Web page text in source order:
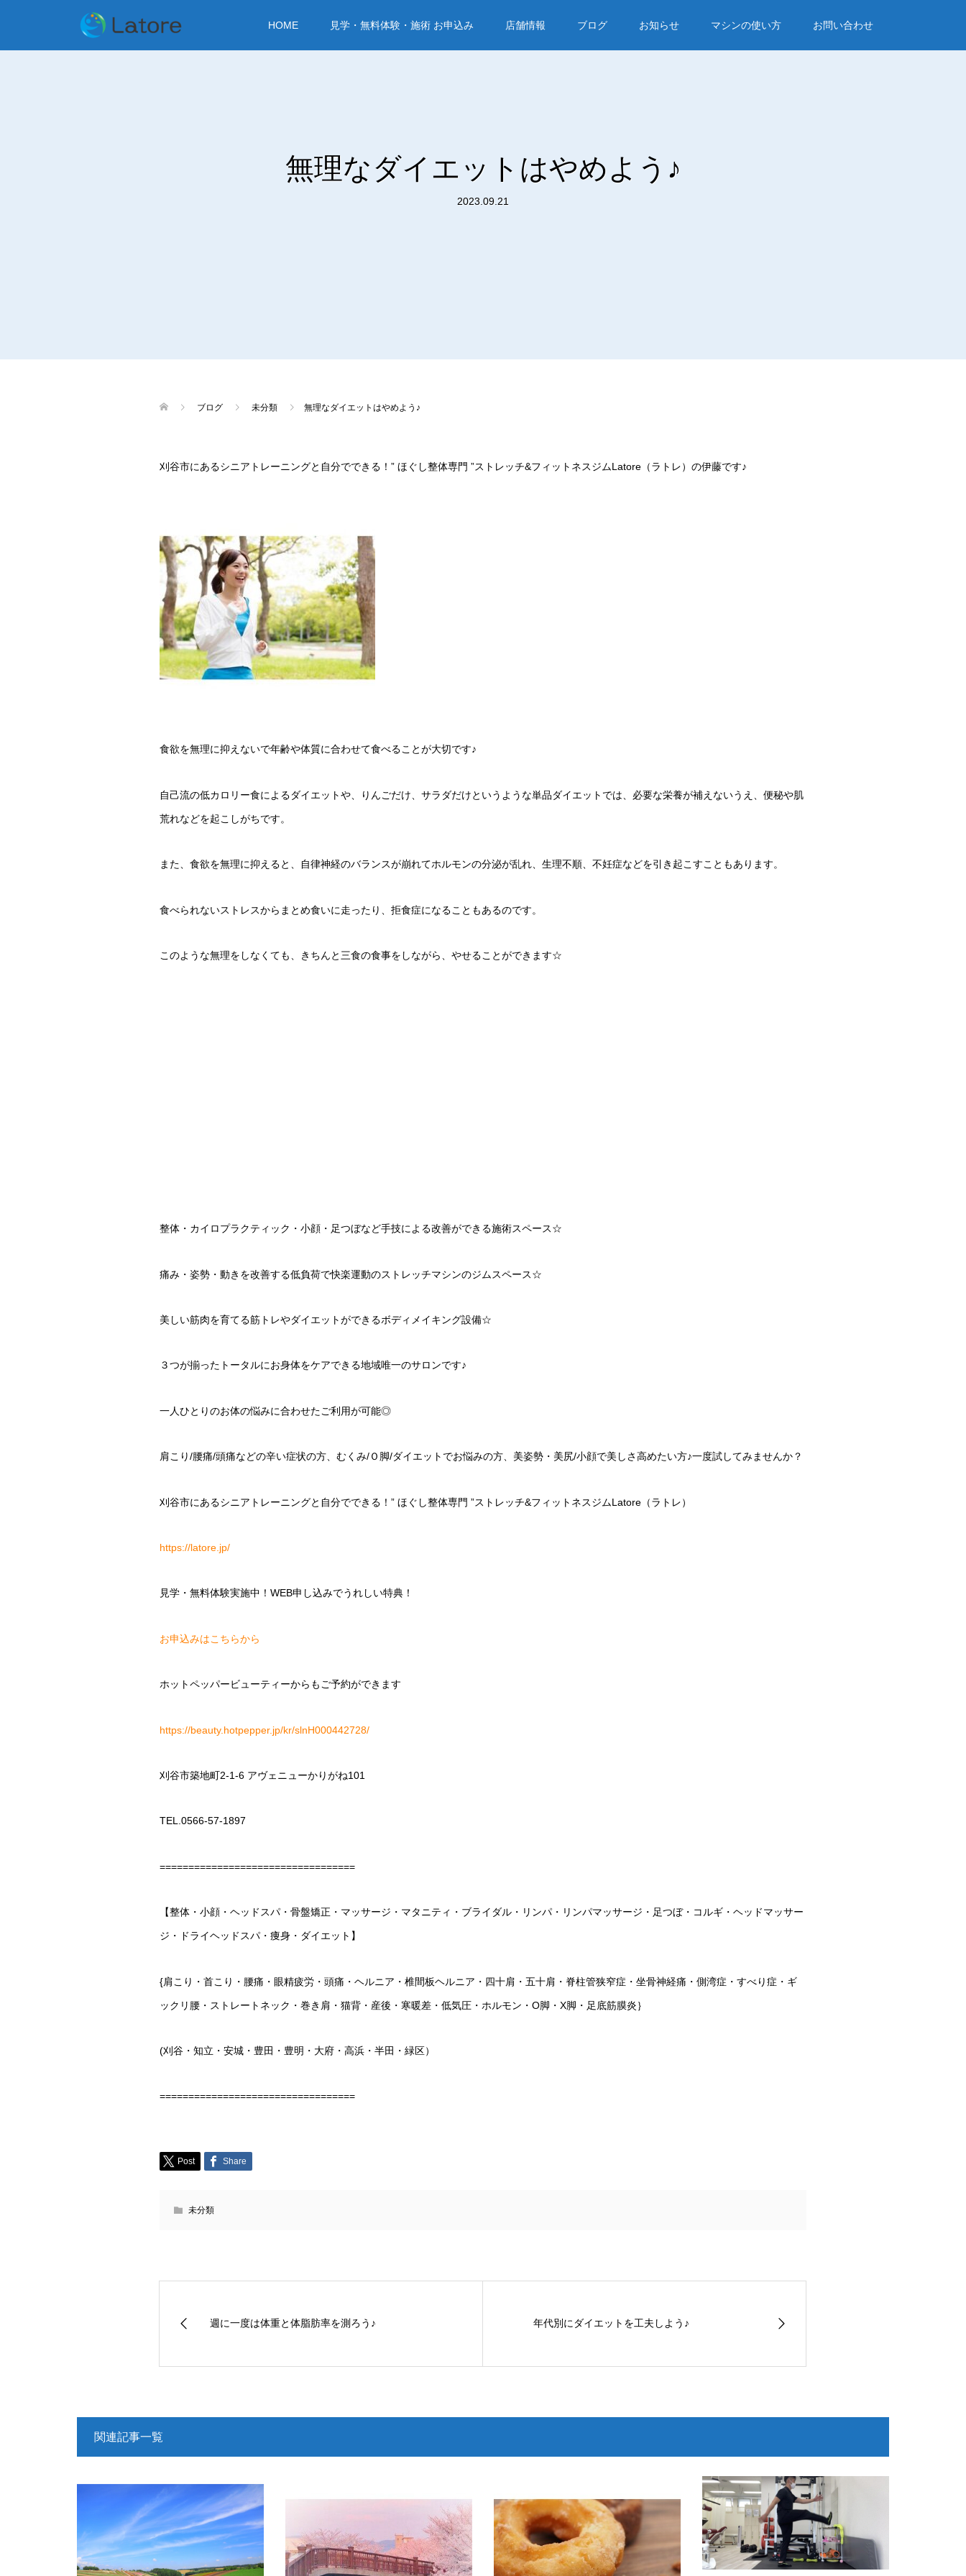
HOME 見学・無料体験・施術 お申込み 店舗情報 ブログ お知らせ マシンの使い方 お問い合わせ
無理なダイエットはやめよう♪
2023.09.21
ブログ 未分類 無理なダイエットはやめよう♪
刈谷市にあるシニアトレーニングと自分でできる！ ” ほぐし整体専門 ”ストレッチ&フィットネスジムLatore （ラトレ）の伊藤です♪
食欲を無理に抑えないで年齢や体質に合わせて食べることが大切です♪
自己流の低カロリー食によるダイエットや、りんごだけ、サラダだけというような単品ダイエットでは、必要な栄養が補えないうえ、便秘や肌
荒れなどを起こしがちです。
また、食欲を無理に抑えると、自律神経のバランスが崩れてホルモンの分泌が乱れ、生理不順、不妊症などを引き起こすこともあります。
食べられないストレスからまとめ食いに走ったり、拒食症になることもあるのです。
このような無理をしなくても、きちんと三食の食事をしながら、やせることができます☆
整体・カイロプラクティック・小顔・足つぼなど手技による改善ができる施術スペース☆
痛み・姿勢・動きを改善する低負荷で快楽運動のストレッチマシンのジムスペース☆
美しい筋肉を育てる筋トレやダイエットができるボディメイキング設備☆
３つが揃ったトータルにお身体をケアできる地域唯一のサロンです♪
一人ひとりのお体の悩みに合わせたご利用が可能◎
肩こり/腰痛/頭痛などの辛い症状の方、むくみ/Ｏ脚/ダイエットでお悩みの方、美姿勢・美尻/小顔で美しさ高めたい方♪一度試してみませんか？
刈谷市にあるシニアトレーニングと自分でできる！ ” ほぐし整体専門 ”ストレッチ&フィットネスジムLatore （ラトレ）
https://latore.jp/
見学・無料体験実施中！ WEB申し込みでうれしい特典！
お申込みはこちらから
ホットペッパービューティーからもご予約ができます
https://beauty.hotpepper.jp/kr/slnH000442728/
刈谷市築地町2-1-6 アヴェニューかりがね101
TEL.0566-57-1897
==================================
【整体・小顔・ヘッドスパ・骨盤矯正・マッサージ・マタニティ・ブライダル・リンパ・リンパマッサージ・足つぼ・コルギ・ヘッドマッサー
ジ・ドライヘッドスパ・痩身・ダイエット】
{肩こり・首こり・腰痛・眼精疲労・頭痛・ヘルニア・椎間板ヘルニア・四十肩・五十肩・脊柱管狭窄症・坐骨神経痛・側湾症・すべり症・ギ
ックリ腰・ストレートネック・巻き肩・猫背・産後・寒暖差・低気圧・ホルモン・ O脚・ X脚・足底筋膜炎｝
(刈谷・知立・安城・豊田・豊明・大府・高浜・半田・緑区）
==================================
Post Share
未分類
週に一度は体重と体脂肪率を測ろう♪ 年代別にダイエットを工夫しよう♪
関連記事一覧